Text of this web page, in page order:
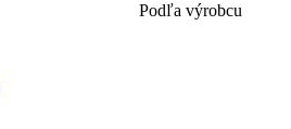
Podľa výrobcu